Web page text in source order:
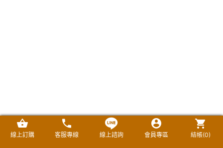
線上訂購 客服專線 線上諮詢 會員專區 結帳(0)